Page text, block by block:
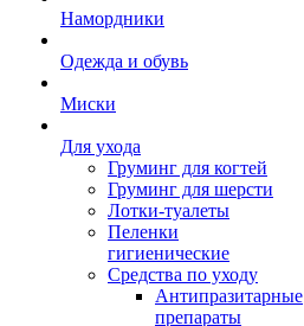
Намордники
Одежда и обувь
Миски
Для ухода
Груминг для когтей
Груминг для шерсти
Лотки-туалеты
Пеленки
гигиенические
Средства по уходу
Антипразитарные
препараты